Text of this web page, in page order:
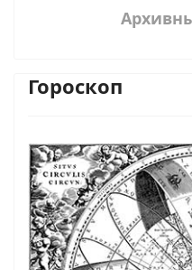
Гороскоп